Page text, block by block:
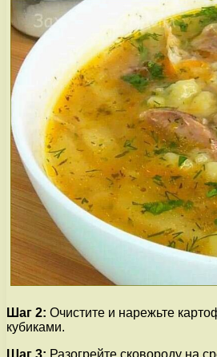
Шаг 2: Очистите и нарежьте
кубиками.